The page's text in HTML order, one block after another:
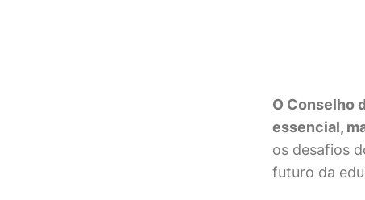
O Conselho
essencial,
os desafios
futuro da